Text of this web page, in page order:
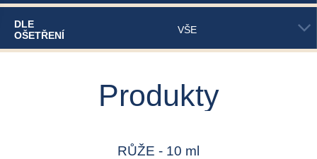
DLE
OŠETŘENÍ
VŠE
Produkty
RŮŽE - 10 ml